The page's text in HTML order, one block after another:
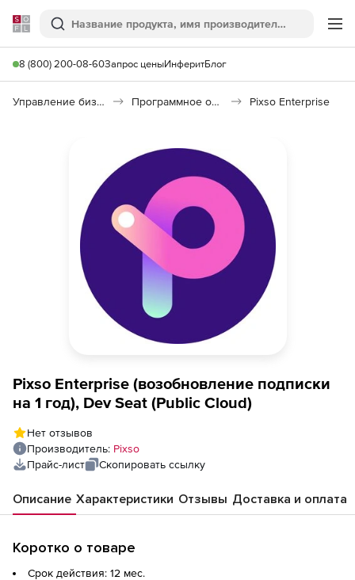
Softline
Поиск
8 (800) 200-08-60Запрос ценыИнферитБлог
Управление бизнесом, CRM/ERP Программное обеспечение для управления бизнесом Pixso Enterprise
Pixso Enterprise (возобновление подписки
на 1 год), Dev Seat (Public Cloud)
Нет отзывов
Производитель: Pixso
Прайс-лист
Скопировать ссылку
Описание Характеристики Отзывы Доставка и оплата
Коротко о товаре
Срок действия: 12 мес.